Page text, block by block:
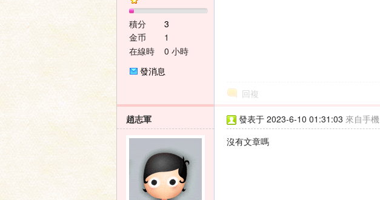
積分
3
金币
1
在線時
0 小時
發消息
回複
趙志軍 發表于 2023-6-10 01:31:03 來自手機
沒有文章嗎